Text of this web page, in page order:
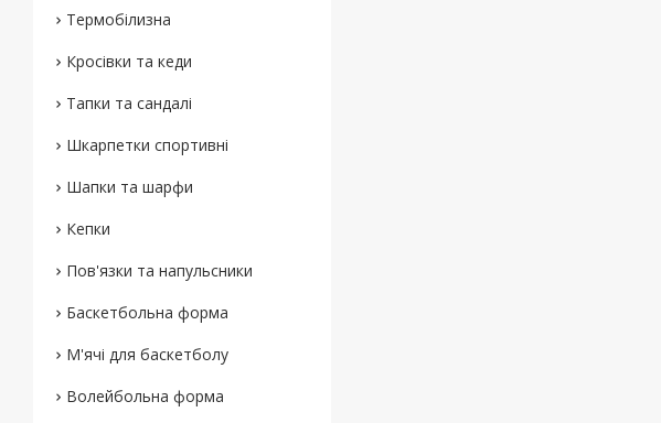
Термобілизна
Кросівки та кеди
Тапки та сандалі
Шкарпетки спортивні
Шапки та шарфи
Кепки
Пов'язки та напульсники
Баскетбольна форма
М'ячі для баскетболу
Волейбольна форма